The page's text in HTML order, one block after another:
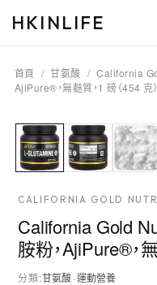
HKINLIFE
首頁 / 甘氨酸 / California
AjiPure®，無麩質，1 磅（454 克）
CALIFORNIA GOLD
California Gold
胺粉，AjiPure®，
分類:甘氨酸·運動營養